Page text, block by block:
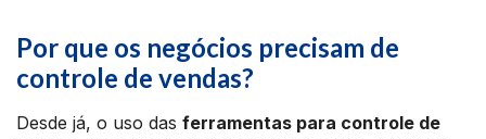
Por que os negócios precisam de
controle de vendas?
Desde já, o uso das ferramentas para controle de